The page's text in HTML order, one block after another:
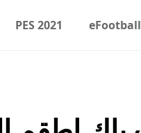
eFootball
PES 2021